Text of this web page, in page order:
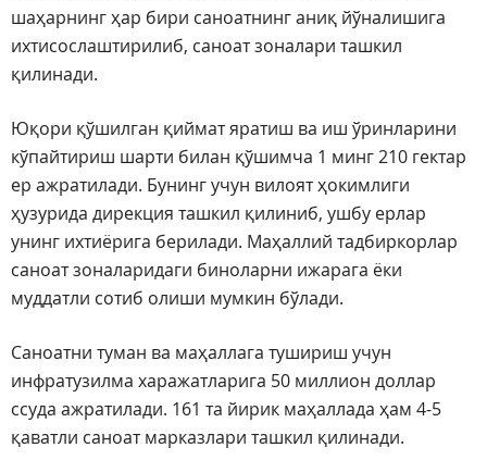
шаҳарнинг ҳар бири саноатнинг аниқ йўналишига
ихтисослаштирилиб, саноат зоналари ташкил
қилинади.
Юқори қўшилган қиймат яратиш ва иш ўринларини
кўпайтириш шарти билан қўшимча 1 минг 210 гектар
ер ажратилади. Бунинг учун вилоят ҳокимлиги
ҳузурида дирекция ташкил қилиниб, ушбу ерлар
унинг ихтиёрига берилади. Маҳаллий тадбиркорлар
саноат зоналаридаги биноларни ижарага ёки
муддатли сотиб олиши мумкин бўлади.
Саноатни туман ва маҳаллага тушириш учун
инфратузилма харажатларига 50 миллион доллар
ссуда ажратилади. 161 та йирик маҳаллада ҳам 4-5
қаватли саноат марказлари ташкил қилинади.